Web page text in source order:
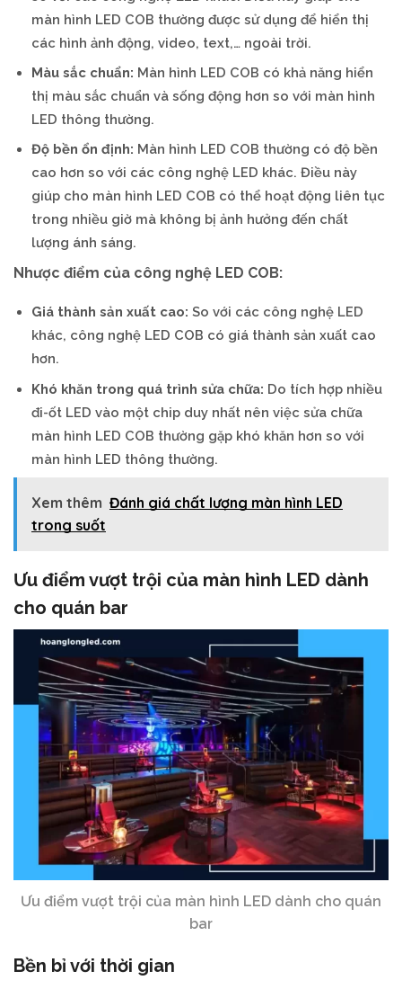
màn hình LED COB thường được sử dụng để hiển thị
các hình ảnh động, video, text,… ngoài trời.
Màu sắc chuẩn: Màn hình LED COB có khả năng hiển
thị màu sắc chuẩn và sống động hơn so với màn hình
LED thông thường.
Độ bền ổn định: Màn hình LED COB thường có độ bền
cao hơn so với các công nghệ LED khác. Điều này
giúp cho màn hình LED COB có thể hoạt động liên tục
trong nhiều giờ mà không bị ảnh hưởng đến chất
lượng ánh sáng.
Nhược điểm của công nghệ LED COB:
Giá thành sản xuất cao: So với các công nghệ LED
khác, công nghệ LED COB có giá thành sản xuất cao
hơn.
Khó khăn trong quá trình sửa chữa: Do tích hợp nhiều
đi-ốt LED vào một chip duy nhất nên việc sửa chữa
màn hình LED COB thường gặp khó khăn hơn so với
màn hình LED thông thường.
Xem thêm Đánh giá chất lượng màn hình LED
trong suốt
Ưu điểm vượt trội của màn hình LED dành
cho quán bar
Ưu điểm vượt trội của màn hình LED dành cho quán
bar
Bền bỉ với thời gian